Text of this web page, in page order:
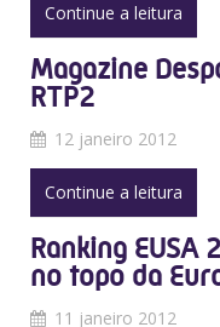
Continue a leitura
Magazine
RTP2
12 janeiro 2012
Continue a leitura
Ranking
no topo da
11 janeiro 2012